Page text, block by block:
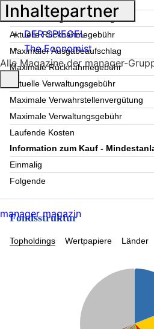
Aktueller Ausgabeaufschlag
Aktuelle Rücknahmegebühr
Maximaler Ausgabeaufschlag
Maximale Rücknahmegebühr
Aktuelle Verwaltungsgebühr
Maximale Verwahrstellenvergütung
Maximale Verwaltungsgebühr
Laufende Kosten
Information zum Kauf -
Einmalig
Folgende
Fondsstruktur
Topholdings Wertpapiere Länder
Inhaltepartner
DER SPIEGEL
The Economist
Alle Magazine der manager-
manager magazin